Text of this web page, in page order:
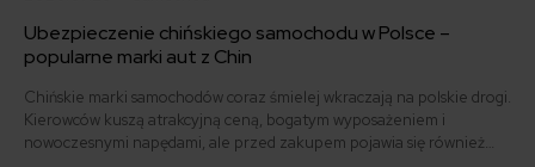
Ubezpieczenie chińskiego samochodu w Polsce –
popularne marki aut z Chin
Chińskie marki samochodów coraz śmielej wkraczają na polskie drogi.
Kierowców kuszą atrakcyjną ceną, bogatym wyposażeniem i
nowoczesnymi napędami, ale przed zakupem pojawia się również